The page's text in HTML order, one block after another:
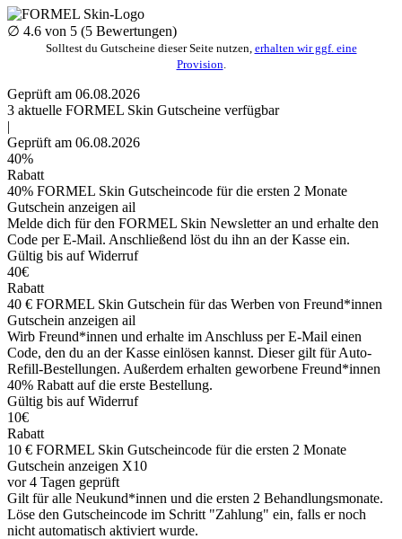
∅ 4.6 von 5 (5 Bewertungen)
Solltest du Gutscheine dieser Seite nutzen, erhalten wir ggf. eine
Provision
Geprüft am 06.08.2026
3 aktuelle FORMEL Skin Gutscheine verfügbar
|
Geprüft am 06.08.2026
40%
Rabatt
40% FORMEL Skin Gutscheincode für die ersten 2 Monate
Gutschein anzeigen ail
Melde dich für den FORMEL Skin Newsletter an und erhalte den
Code per E-Mail. Anschließend löst du ihn an der Kasse ein.
Gültig bis auf Widerruf
40€
Rabatt
40 € FORMEL Skin Gutschein für das Werben von Freund*innen
Gutschein anzeigen ail
Wirb Freund*innen und erhalte im Anschluss per E-Mail einen
Code, den du an der Kasse einlösen kannst. Dieser gilt für Auto-
Refill-Bestellungen. Außerdem erhalten geworbene Freund*innen
40% Rabatt auf die erste Bestellung.
Gültig bis auf Widerruf
10€
Rabatt
10 € FORMEL Skin Gutscheincode für die ersten 2 Monate
Gutschein anzeigen X10
vor 4 Tagen geprüft
Gilt für alle Neukund*innen und die ersten 2 Behandlungsmonate.
Löse den Gutscheincode im Schritt "Zahlung" ein, falls er noch
nicht automatisch aktiviert wurde.